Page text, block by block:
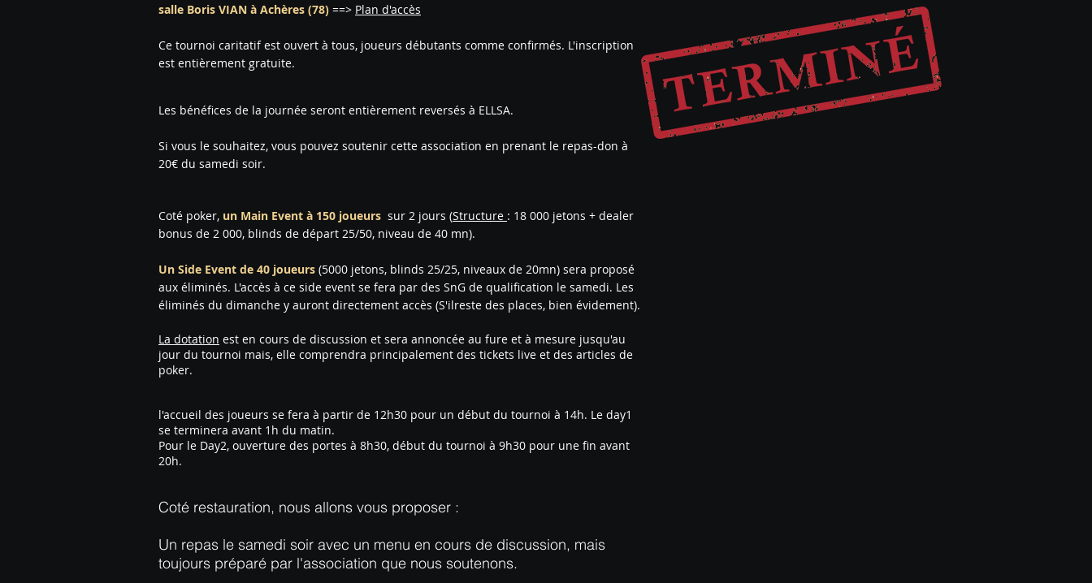
salle Boris VIAN à Achères (78) ==> Plan d'accès
Ce tournoi caritatif est ouvert à tous, joueurs débutants comme confirmés. L'inscription
est entièrement gratuite.
Les bénéfices de la journée seront entièrement reversés à ELLSA.
Si vous le souhaitez, vous pouvez soutenir cette association en prenant le repas-don à
20€ du samedi soir.
Coté poker, un Main Event à 150 joueurs sur 2 jours (Structure : 18 000 jetons + dealer
bonus de 2 000, blinds de départ 25/50, niveau de 40 mn).
Un Side Event de 40 joueurs (5000 jetons, blinds 25/25, niveaux de 20mn) sera proposé
aux éliminés. L'accès à ce side event se fera par des SnG de qualification le samedi. Les
éliminés du dimanche y auront directement accès (S'ilreste des places, bien évidement).
La dotation est en cours de discussion et sera annoncée au fure et à mesure jusqu'au
jour du tournoi mais, elle comprendra principalement des tickets live et des articles de
poker.
l'accueil des joueurs se fera à partir de 12h30 pour un début du tournoi à 14h. Le day1
se terminera avant 1h du matin.
Pour le Day2, ouverture des portes à 8h30, début du tournoi à 9h30 pour une fin avant
20h.
Coté restauration, nous allons vous proposer :
Un repas le samedi soir avec un menu en cours de discussion, mais
toujours préparé par l'association que nous soutenons.